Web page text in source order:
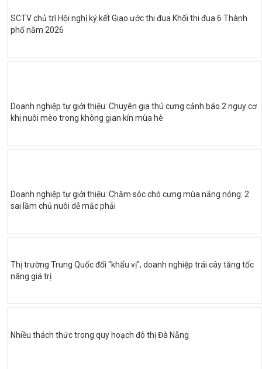
SCTV chủ trì Hội nghị ký kết Giao ước thi đua Khối thi đua 6 Thành
phố năm 2026
Doanh nghiệp tự giới thiệu: Chuyên gia thú cưng cảnh báo 2 nguy cơ
khi nuôi mèo trong không gian kín mùa hè
Doanh nghiệp tự giới thiệu: Chăm sóc chó cưng mùa nắng nóng: 2
sai lầm chủ nuôi dễ mắc phải
Thị trường Trung Quốc đổi "khẩu vị", doanh nghiệp trái cây tăng tốc
nâng giá trị
Nhiều thách thức trong quy hoạch đô thị Đà Nẵng